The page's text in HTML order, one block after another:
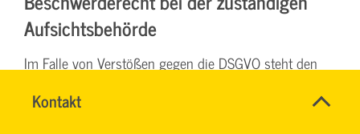
Kontakt
RONALD
Name*
Aufsichts­behörde
Im Falle von Verstößen gegen die DSGVO steht den
Aufsichtsbehörde, insbesondere in dem Mitgliedstaat